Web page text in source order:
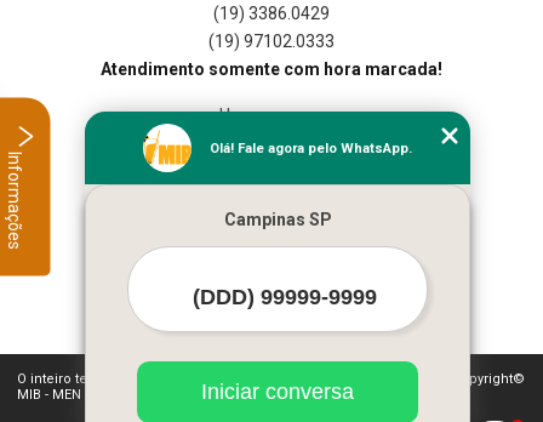
(19) 3386.0429
(19) 97102.0333
Atendimento somente com hora marcada!
Home
Empresa
Contato
O inteiro teor deste site está sujeito à proteção de direitos autorais. Copyright©
MIB - MEN IN BAR BARTENDERS LTDA (Lei 9610 de 19/02/1998)
Olá! Fale agora pelo WhatsApp.
Campinas SP
Iniciar conversa
Informações